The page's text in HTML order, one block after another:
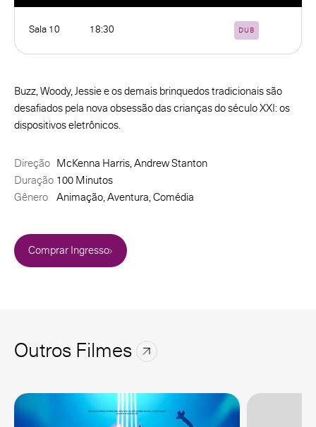
Sala 10 18:30 DUB
Buzz, Woody, Jessie e os demais brinquedos tradicionais são
desafiados pela nova obsessão das crianças do século XXI: os
dispositivos eletrônicos.
Direção McKenna Harris, Andrew Stanton
Duração 100 Minutos
Gênero
Animação, Aventura, Comédia
Comprar Ingresso
Outros Filmes